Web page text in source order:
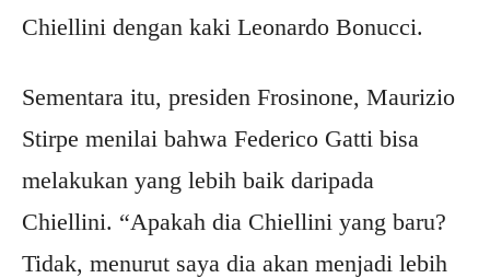
Chiellini dengan kaki Leonardo Bonucci.
Sementara itu, presiden Frosinone, Maurizio
Stirpe menilai bahwa Federico Gatti bisa
melakukan yang lebih baik daripada
Chiellini. “Apakah dia Chiellini yang baru?
Tidak, menurut saya dia akan menjadi lebih